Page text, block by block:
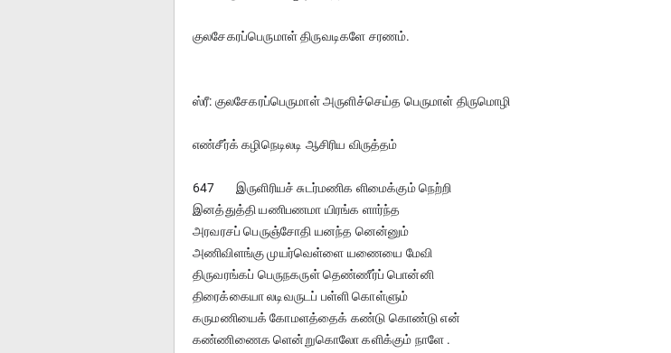
குலசேகரப்பெருமாள் திருவடிகளே சரணம்.
ஸ்ரீ: குலசேகரப்பெருமாள் அருளிச்செய்த பெருமாள் திருமொழி
எண்சீர்க் கழிநெடிலடி ஆசிரிய விருத்தம்
647	இருளிரியச் சுடர்மணிக ளிமைக்கும் நெற்றி
இனத்துத்தி யணிபணமா யிரங்க ளார்ந்த
அரவரசப் பெருஞ்சோதி யனந்த னென்னும்
அணிவிளங்கு முயர்வெள்ளை யணையை மேவி
திருவரங்கப் பெருநகருள் தெண்ணீர்ப் பொன்னி
திரைக்கையா லடிவருடப் பள்ளி கொள்ளும்
கருமணியைக் கோமளத்தைக் கண்டு கொண்டு என்
கண்ணிணைக ளென்றுகொலோ களிக்கும் நாளே .